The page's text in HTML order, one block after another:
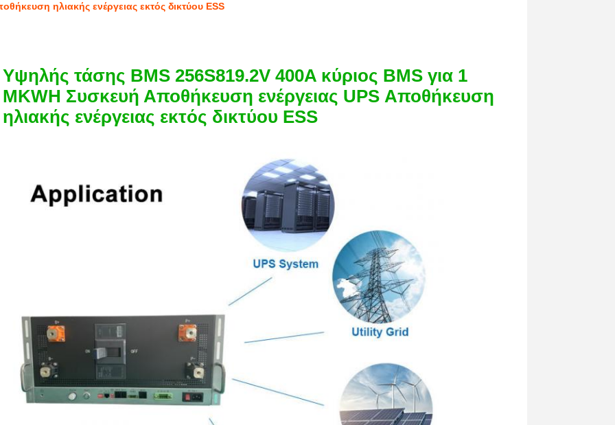
ηλιακής ενέργειας εκτός δικτύου ESS
Υψηλής τάσης BMS 256S819.2V 400A κύριος BMS για 1
MKWH Συσκευή Αποθήκευση ενέργειας UPS Αποθήκευση
ηλιακής ενέργειας εκτός δικτύου ESS